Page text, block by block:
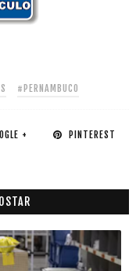
#PERNAMBUCO
+ PINTEREST